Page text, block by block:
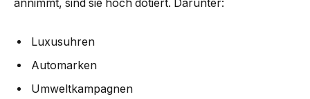
annimmt, sind sie hoch dotiert. Darunter:
Luxusuhren
Automarken
Umweltkampagnen